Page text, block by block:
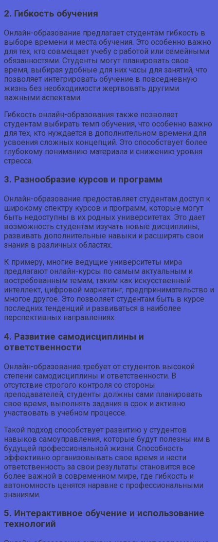
2. Гибкость обучения
Онлайн-образование предлагает студентам гибкость в
выборе времени и места обучения. Это особенно важно
для тех, кто совмещает учебу с работой или семейными
обязанностями. Студенты могут планировать свое
время, выбирая удобные для них часы для занятий, что
позволяет интегрировать обучение в повседневную
жизнь без необходимости жертвовать другими
важными аспектами.
Гибкость онлайн-образования также позволяет
студентам выбирать темп обучения, что особенно важно
для тех, кто нуждается в дополнительном времени для
усвоения сложных концепций. Это способствует более
глубокому пониманию материала и снижению уровня
стресса.
3. Разнообразие курсов и программ
Онлайн-образование предоставляет студентам доступ к
широкому спектру курсов и программ, которые могут
быть недоступны в их родных университетах. Это дает
возможность студентам изучать новые дисциплины,
развивать дополнительные навыки и расширять свои
знания в различных областях.
К примеру, многие ведущие университеты мира
предлагают онлайн-курсы по самым актуальным и
востребованным темам, таким как искусственный
интеллект, цифровой маркетинг, предпринимательство и
многое другое. Это позволяет студентам быть в курсе
последних тенденций и развиваться в наиболее
перспективных направлениях.
4. Развитие самодисциплины и
ответственности
Онлайн-образование требует от студентов высокой
степени самодисциплины и ответственности. В
отсутствие строгого контроля со стороны
преподавателей, студенты должны сами планировать
свое время, выполнять задания в срок и активно
участвовать в учебном процессе.
Такой подход способствует развитию у студентов
навыков самоуправления, которые будут полезны им в
будущей профессиональной жизни. Способность
эффективно организовывать свое время и нести
ответственность за свои результаты становится все
более важной в современном мире, где гибкость и
автономность ценятся наравне с профессиональными
знаниями.
5. Интерактивное обучение и использование
технологий